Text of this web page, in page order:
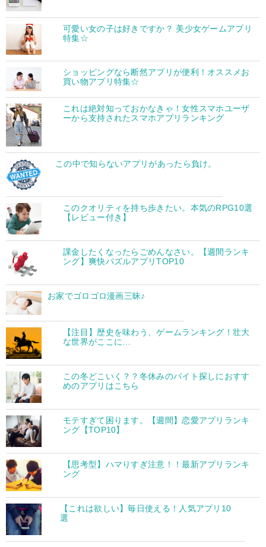
可愛い女の子は好きですか？ 美少女ゲームアプリ
特集☆
ショッピングなら断然アプリが便利！オススメお
買い物アプリ特集☆
これは絶対知っておかなきゃ！女性スマホユーザ
ーから支持されたスマホアプリランキング
この中で知らないアプリがあったら負け。
このクオリティを持ち歩きたい。本気のRPG10選
【レビュー付き】
課金したくなったらごめんなさい。【週間ランキ
ング】爽快パズルアプリTOP10
お家でゴロゴロ漫画三昧♪
【注目】歴史を味わう、ゲームランキング！壮大
な世界がここに…
この冬どこいく？？冬休みのバイト探しにおすす
めのアプリはこちら
モテすぎて困ります。【週間】恋愛アプリランキ
ング【TOP10】
【思考型】ハマりすぎ注意！！最新アプリランキ
ング
【これは欲しい】毎日使える！人気アプリ10
選